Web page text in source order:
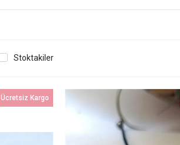
Stoktakiler
Ücretsiz Kargo